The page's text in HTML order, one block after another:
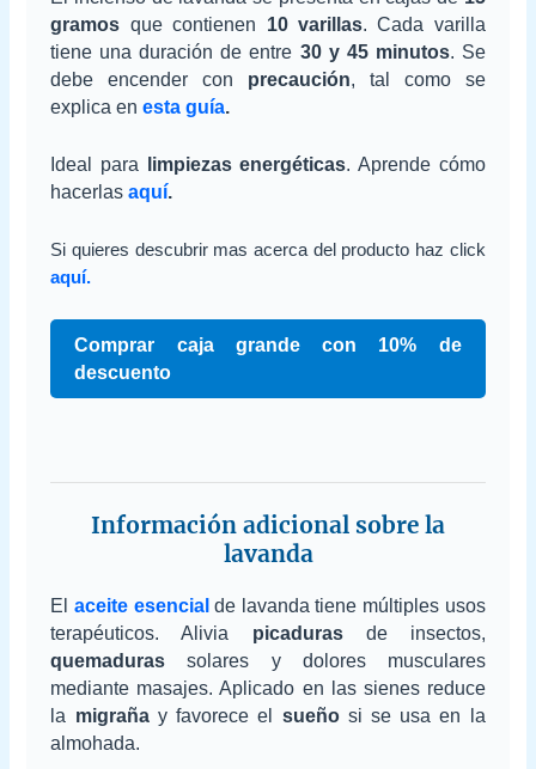
gramos que contienen 10 varillas. Cada varilla
tiene una duración de entre 30 y 45 minutos. Se
debe encender con precaución, tal como se
explica enesta guía.
Ideal para limpiezas energéticas. Aprende cómo
hacerlasaquí.
Si quieres descubrir mas acerca del producto haz click
aquí.
Comprar caja grande con 10% de
descuento
Información adicional sobre la
lavanda
Elaceite esencial de lavanda tiene múltiples usos
terapéuticos. Alivia picadurasde insectos,
quemaduras solares y dolores musculares
mediante masajes. Aplicado en las sienes reduce
la migrañay favorece el sueñosi se usa en la
almohada.